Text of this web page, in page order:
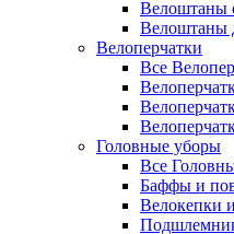
Велоштаны
Велоштаны
Велоперчатки
Все
Головные уборы
Все
Баффы и
Велокепки